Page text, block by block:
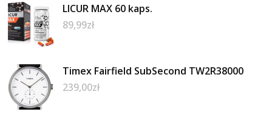
LICUR MAX 60 kaps.
89,99zł
Timex Fairfield SubSecond TW2R38000
239,00zł